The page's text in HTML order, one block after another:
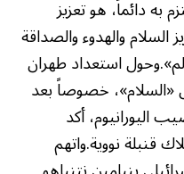
به دائماً، هو تعزيز
السلام والهدوء والصداقة
استعداد طهران
«السلام»، خصوصاً بعد
أكد
قنبلة نووية.واتهم